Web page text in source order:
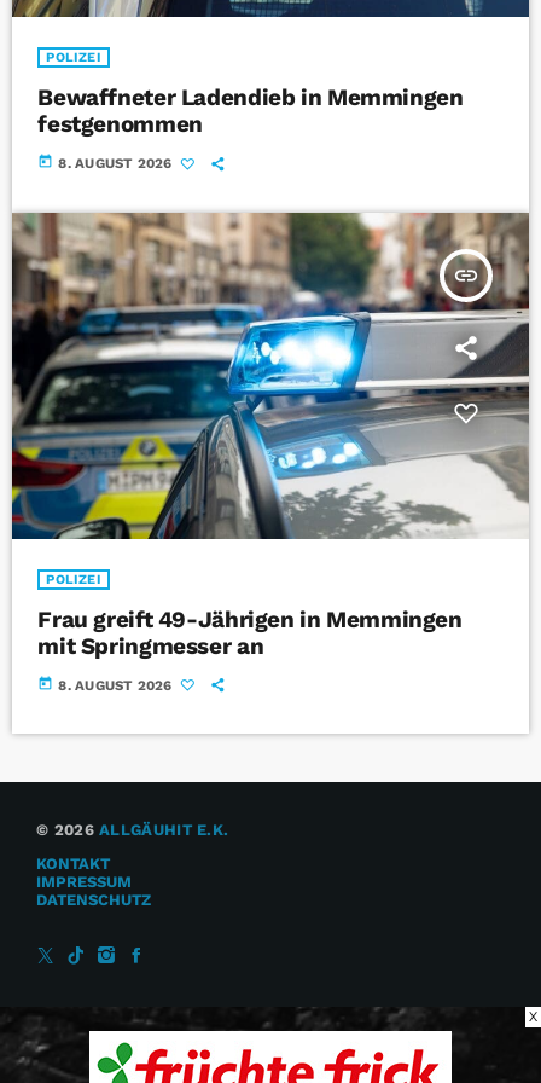
POLIZEI
Bewaffneter Ladendieb in Memmingen
festgenommen
today 8. AUGUST 2026
insert_link
POLIZEI
Frau greift 49-Jährigen in Memmingen
mit Springmesser an
today 8. AUGUST 2026
© 2026ALLGÄUHIT E.K.
KONTAKT
IMPRESSUM
DATENSCHUTZ
X